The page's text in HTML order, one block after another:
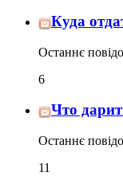
Куда
Останнє
6
Что
Останнє
11